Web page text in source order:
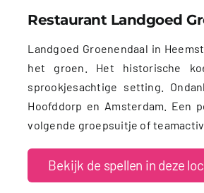
Restaurant Landgoed
Landgoed Groenendaal in
het groen. Het historische
sprookjesachtige setting.
Hoofddorp en Amsterdam.
volgende groepsuitje of
Bekijk de spellen in deze